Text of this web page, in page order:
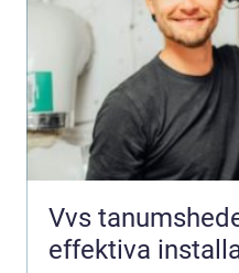
Vvs
effektiva